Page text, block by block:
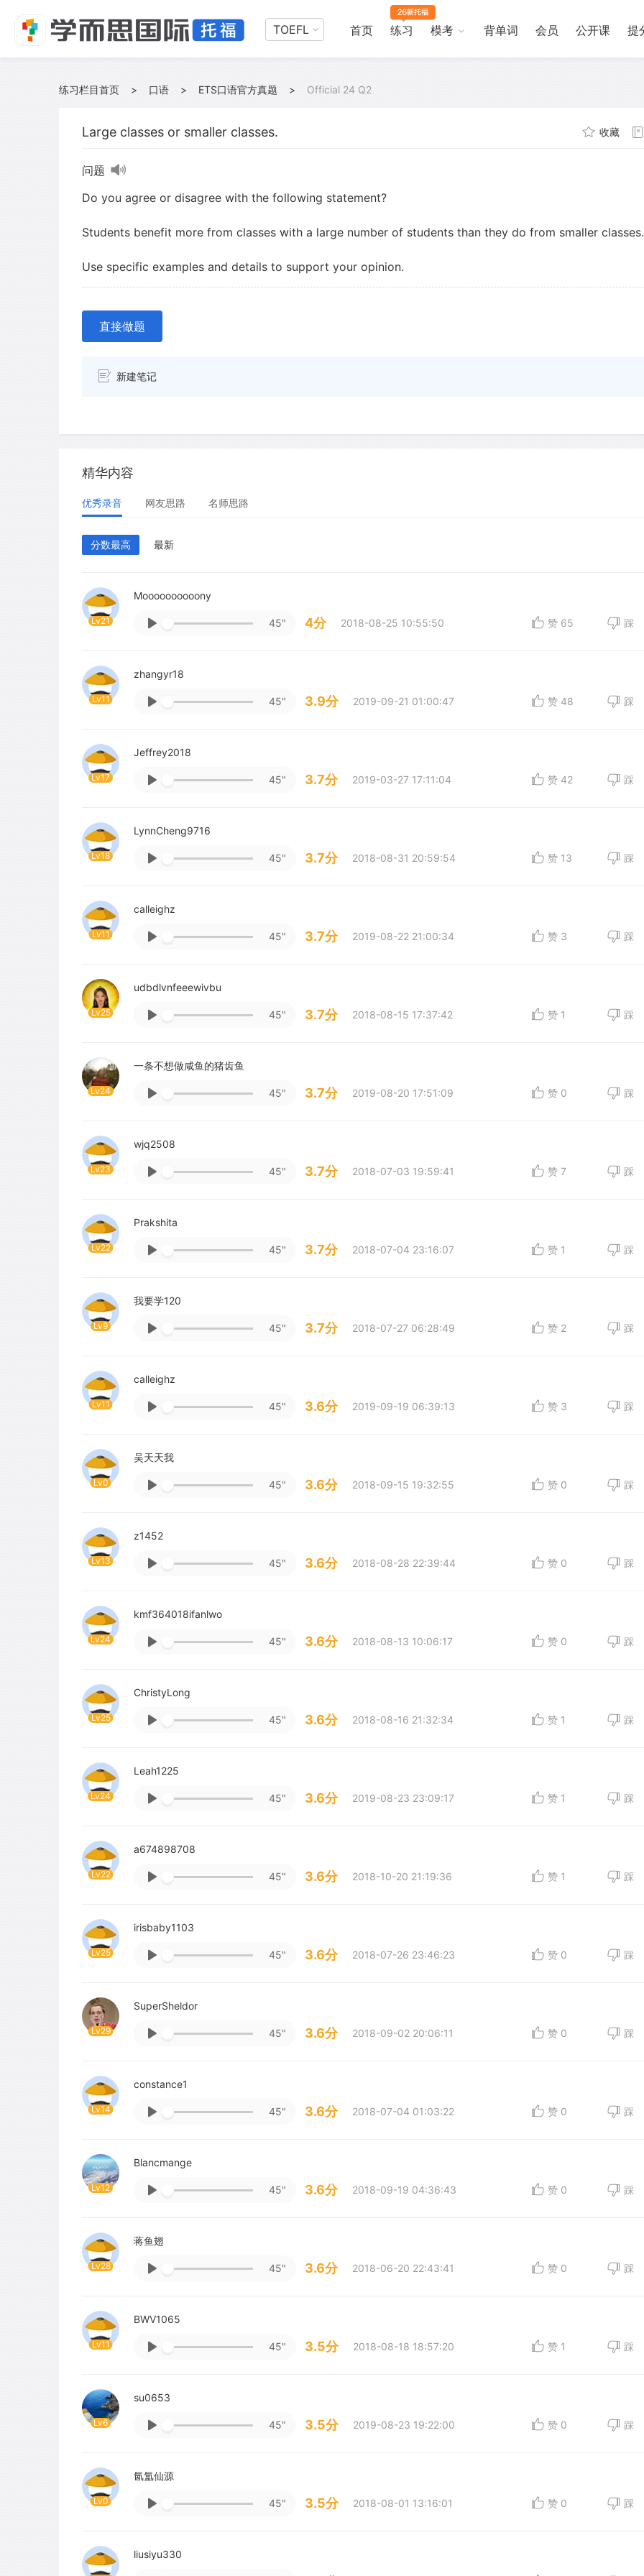
TOEFL 首页 练习 模考 背单词 会员 公开课 提
练习栏目首页 > 口语 > ETS口语官方真题 > Official 24 Q2
Large classes or smaller classes. 收藏
问题
Do you agree or disagree with the following statement?
Students benefit more from classes with a large number of students than they do from smaller classes.
Use specific examples and details to support your opinion.
直接做题
新建笔记
精华内容
优秀录音 网友思路 名师思路
分数最高 最新
Lv21
Moooooooooony
45" 4分 2018-08-25 10:55:50 赞 65 踩
Lv11
zhangyr18
45" 3.9分 2019-09-21 01:00:47 赞 48 踩
Lv17
Jeffrey2018
45" 3.7分 2019-03-27 17:11:04 赞 42 踩
Lv18
LynnCheng9716
45" 3.7分 2018-08-31 20:59:54 赞 13 踩
Lv11
calleighz
45" 3.7分 2019-08-22 21:00:34 赞 3 踩
Lv25
udbdlvnfeeewivbu
45" 3.7分 2018-08-15 17:37:42 赞 1 踩
Lv24
一条不想做咸鱼的猪齿鱼
45" 3.7分 2019-08-20 17:51:09 赞 0 踩
Lv23
wjq2508
45" 3.7分 2018-07-03 19:59:41 赞 7 踩
Lv22
Prakshita
45" 3.7分 2018-07-04 23:16:07 赞 1 踩
Lv9
我要学120
45" 3.7分 2018-07-27 06:28:49 赞 2 踩
Lv11
calleighz
45" 3.6分 2019-09-19 06:39:13 赞 3 踩
Lv0
吴天天我
45" 3.6分 2018-09-15 19:32:55 赞 0 踩
Lv13
z1452
45" 3.6分 2018-08-28 22:39:44 赞 0 踩
Lv24
kmf364018ifanlwo
45" 3.6分 2018-08-13 10:06:17 赞 0 踩
Lv25
ChristyLong
45" 3.6分 2018-08-16 21:32:34 赞 1 踩
Lv24
Leah1225
45" 3.6分 2019-08-23 23:09:17 赞 1 踩
Lv22
a674898708
45" 3.6分 2018-10-20 21:19:36 赞 1 踩
Lv25
irisbaby1103
45" 3.6分 2018-07-26 23:46:23 赞 0 踩
Lv29
SuperSheldor
45" 3.6分 2018-09-02 20:06:11 赞 0 踩
Lv14
constance1
45" 3.6分 2018-07-04 01:03:22 赞 0 踩
Lv12
Blancmange
45" 3.6分 2018-09-19 04:36:43 赞 0 踩
Lv28
蒋鱼翅
45" 3.6分 2018-06-20 22:43:41 赞 0 踩
Lv11
BWV1065
45" 3.5分 2018-08-18 18:57:20 赞 1 踩
Lv6
su0653
45" 3.5分 2019-08-23 19:22:00 赞 0 踩
Lv0
氤氲仙源
45" 3.5分 2018-08-01 13:16:01 赞 0 踩
liusiyu330